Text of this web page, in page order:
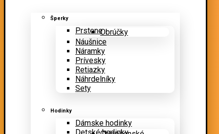
Šperky
PrsteneObrúčky
Náušnice
Náramky
Prívesky
Retiazky
Náhrdelníky
Sety
Hodinky
Dámske hodinky